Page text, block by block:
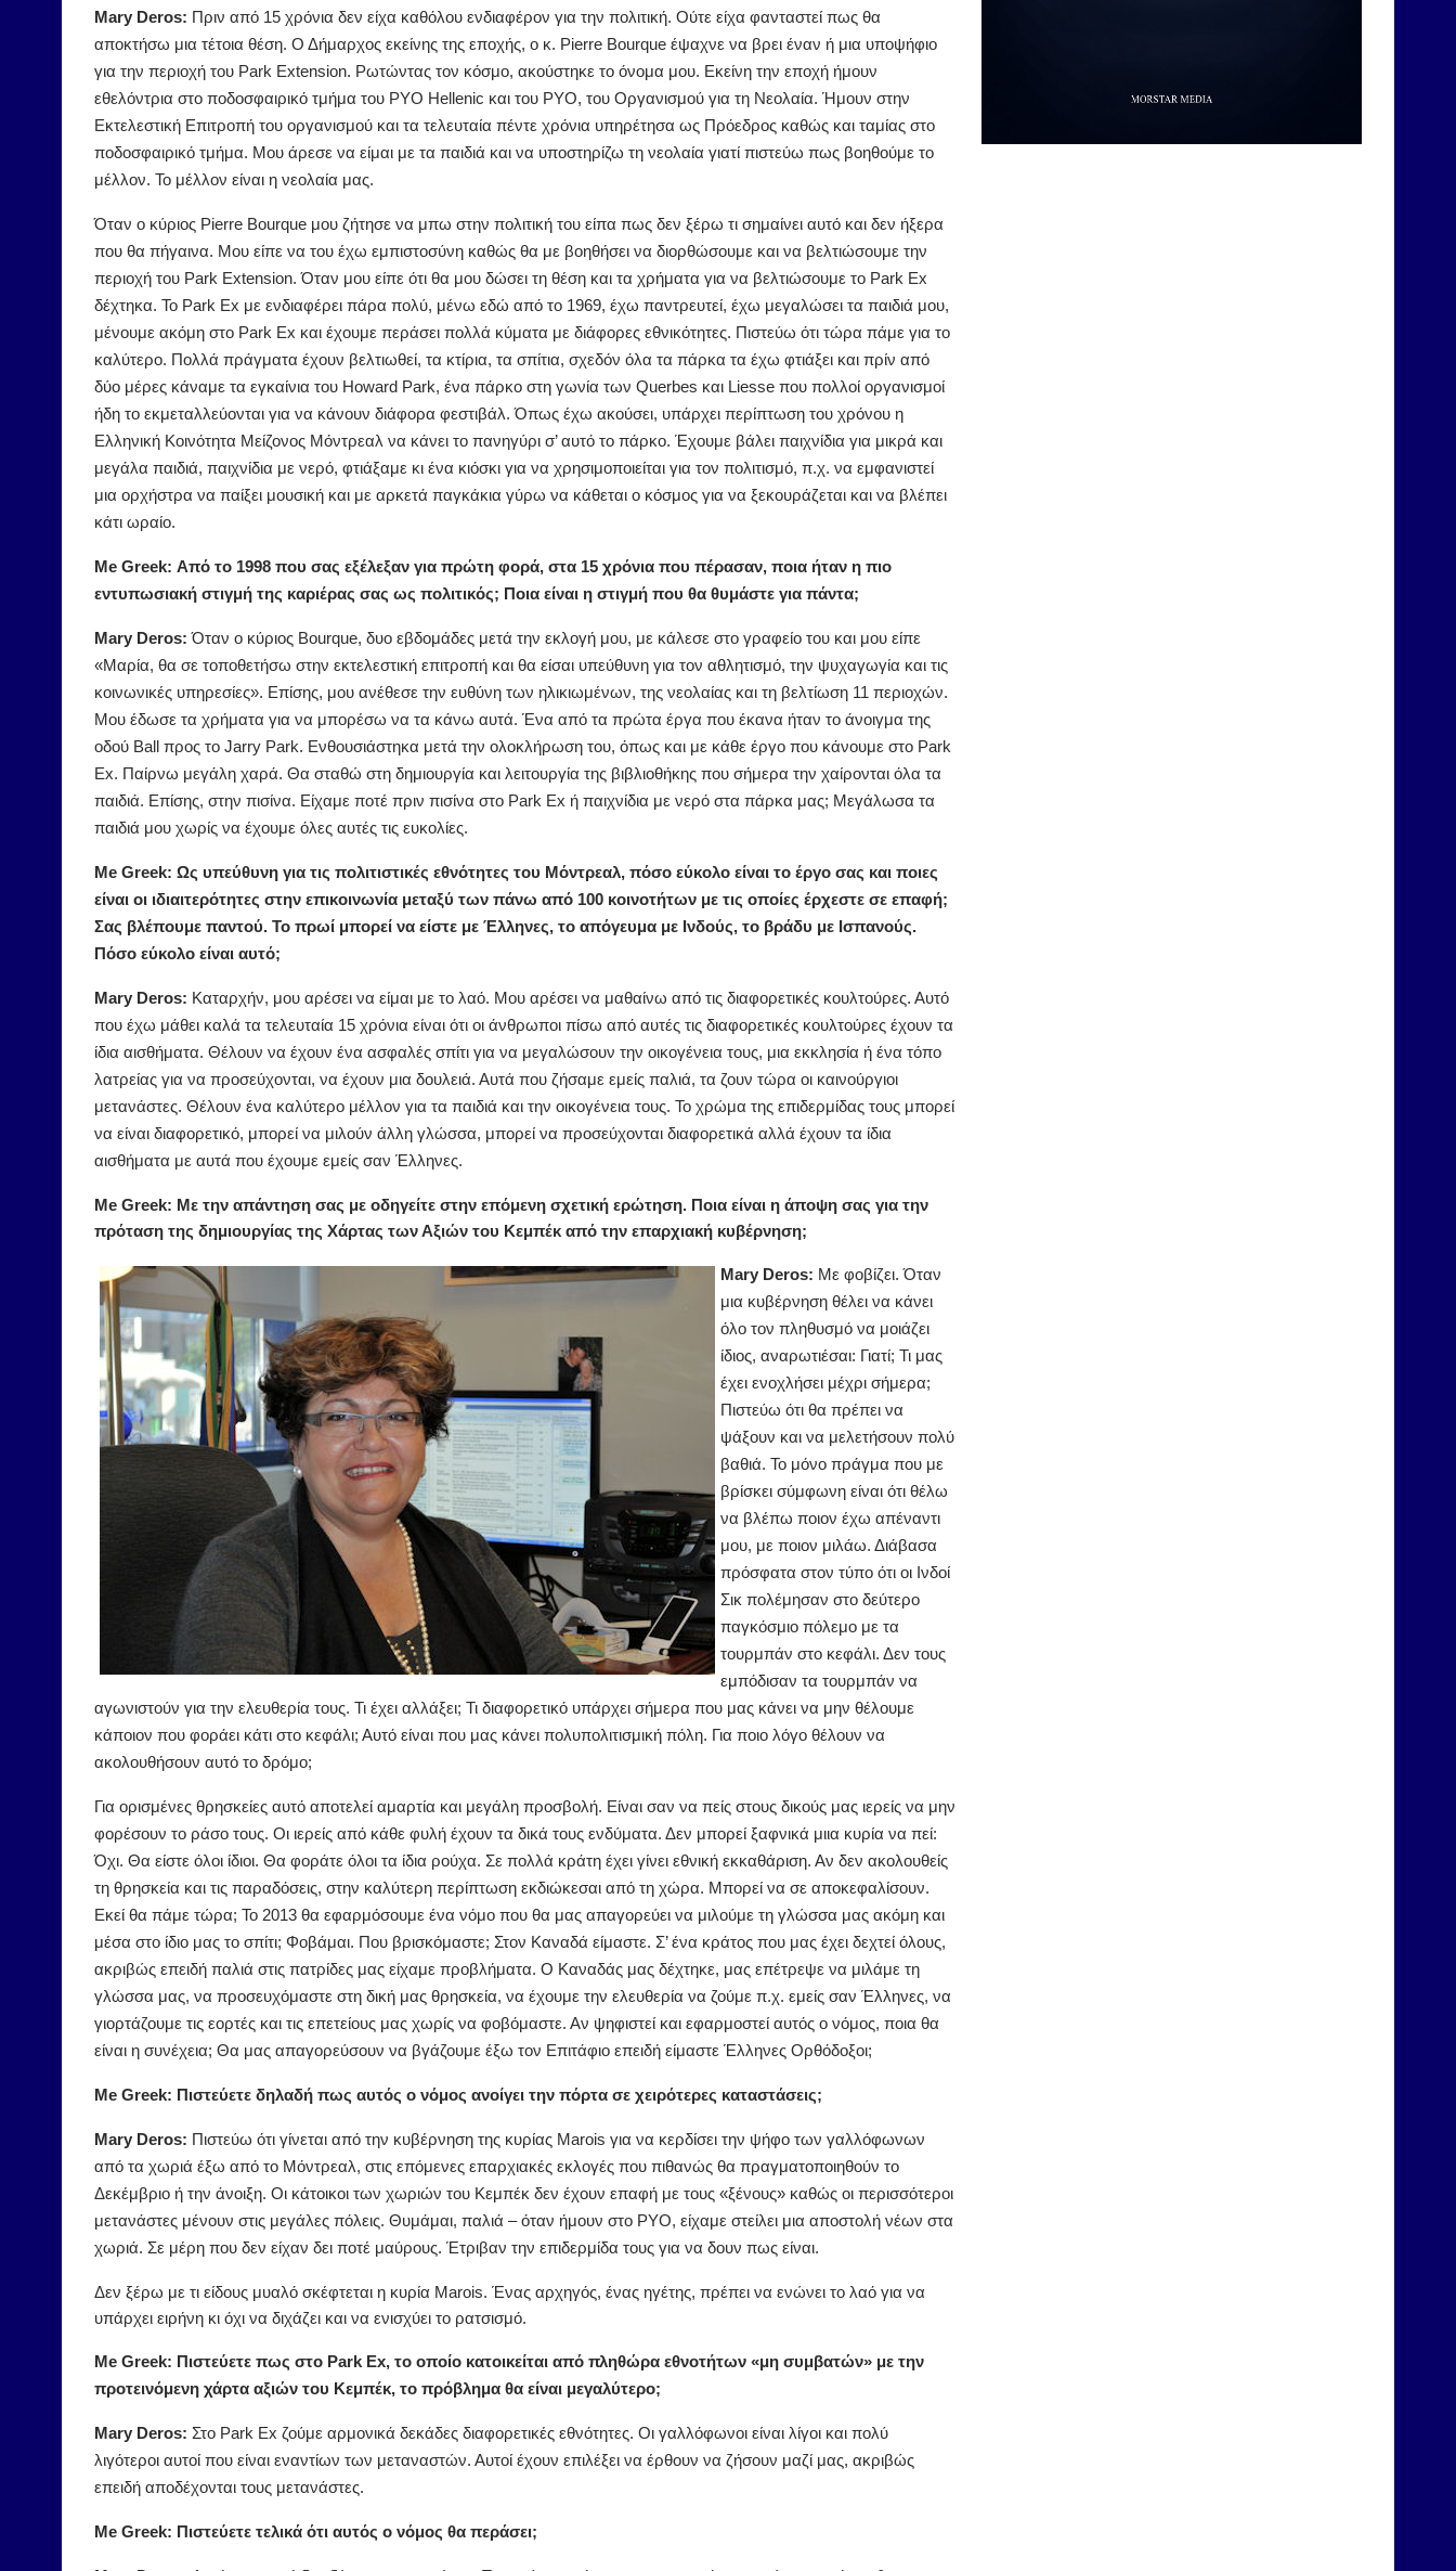
Mary Deros: Πριν από 15 χρόνια δεν είχα καθόλου ενδιαφέρον για την πολιτική. Ούτε είχα φανταστεί πως θα
αποκτήσω μια τέτοια θέση. Ο Δήμαρχος εκείνης της εποχής, ο κ. Pierre Bourque έψαχνε να βρει έναν ή μια υποψήφιο
για την περιοχή του Park Extension. Ρωτώντας τον κόσμο, ακούστηκε το όνομα μου. Εκείνη την εποχή ήμουν
εθελόντρια στο ποδοσφαιρικό τμήμα του PYO Hellenic και του PYO, του Οργανισμού για τη Νεολαία. Ήμουν στην
Εκτελεστική Επιτροπή του οργανισμού και τα τελευταία πέντε χρόνια υπηρέτησα ως Πρόεδρος καθώς και ταμίας στο
ποδοσφαιρικό τμήμα. Μου άρεσε να είμαι με τα παιδιά και να υποστηρίζω τη νεολαία γιατί πιστεύω πως βοηθούμε το
μέλλον. Το μέλλον είναι η νεολαία μας.
Όταν ο κύριος Pierre Bourque μου ζήτησε να μπω στην πολιτική του είπα πως δεν ξέρω τι σημαίνει αυτό και δεν ήξερα
που θα πήγαινα. Μου είπε να του έχω εμπιστοσύνη καθώς θα με βοηθήσει να διορθώσουμε και να βελτιώσουμε την
περιοχή του Park Extension. Όταν μου είπε ότι θα μου δώσει τη θέση και τα χρήματα για να βελτιώσουμε το Park Ex
δέχτηκα. Το Park Ex με ενδιαφέρει πάρα πολύ, μένω εδώ από το 1969, έχω παντρευτεί, έχω μεγαλώσει τα παιδιά μου,
μένουμε ακόμη στο Park Ex και έχουμε περάσει πολλά κύματα με διάφορες εθνικότητες. Πιστεύω ότι τώρα πάμε για το
καλύτερο. Πολλά πράγματα έχουν βελτιωθεί, τα κτίρια, τα σπίτια, σχεδόν όλα τα πάρκα τα έχω φτιάξει και πρίν από
δύο μέρες κάναμε τα εγκαίνια του Howard Park, ένα πάρκο στη γωνία των Querbes και Liesse που πολλοί οργανισμοί
ήδη το εκμεταλλεύονται για να κάνουν διάφορα φεστιβάλ. Όπως έχω ακούσει, υπάρχει περίπτωση του χρόνου η
Ελληνική Κοινότητα Μείζονος Μόντρεαλ να κάνει το πανηγύρι σ’ αυτό το πάρκο. Έχουμε βάλει παιχνίδια για μικρά και
μεγάλα παιδιά, παιχνίδια με νερό, φτιάξαμε κι ένα κιόσκι για να χρησιμοποιείται για τον πολιτισμό, π.χ. να εμφανιστεί
μια ορχήστρα να παίξει μουσική και με αρκετά παγκάκια γύρω να κάθεται ο κόσμος για να ξεκουράζεται και να βλέπει
κάτι ωραίο.
Me Greek: Από το 1998 που σας εξέλεξαν για πρώτη φορά, στα 15 χρόνια που πέρασαν, ποια ήταν η πιο
εντυπωσιακή στιγμή της καριέρας σας ως πολιτικός; Ποια είναι η στιγμή που θα θυμάστε για πάντα;
Mary Deros: Όταν ο κύριος Bourque, δυο εβδομάδες μετά την εκλογή μου, με κάλεσε στο γραφείο του και μου είπε
«Μαρία, θα σε τοποθετήσω στην εκτελεστική επιτροπή και θα είσαι υπεύθυνη για τον αθλητισμό, την ψυχαγωγία και τις
κοινωνικές υπηρεσίες». Επίσης, μου ανέθεσε την ευθύνη των ηλικιωμένων, της νεολαίας και τη βελτίωση 11 περιοχών.
Μου έδωσε τα χρήματα για να μπορέσω να τα κάνω αυτά. Ένα από τα πρώτα έργα που έκανα ήταν το άνοιγμα της
οδού Ball προς το Jarry Park. Ενθουσιάστηκα μετά την ολοκλήρωση του, όπως και με κάθε έργο που κάνουμε στο Park
Ex. Παίρνω μεγάλη χαρά. Θα σταθώ στη δημιουργία και λειτουργία της βιβλιοθήκης που σήμερα την χαίρονται όλα τα
παιδιά. Επίσης, στην πισίνα. Είχαμε ποτέ πριν πισίνα στο Park Ex ή παιχνίδια με νερό στα πάρκα μας; Μεγάλωσα τα
παιδιά μου χωρίς να έχουμε όλες αυτές τις ευκολίες.
Me Greek: Ως υπεύθυνη για τις πολιτιστικές εθνότητες του Μόντρεαλ, πόσο εύκολο είναι το έργο σας και ποιες
είναι οι ιδιαιτερότητες στην επικοινωνία μεταξύ των πάνω από 100 κοινοτήτων με τις οποίες έρχεστε σε επαφή;
Σας βλέπουμε παντού. Το πρωί μπορεί να είστε με Έλληνες, το απόγευμα με Ινδούς, το βράδυ με Ισπανούς.
Πόσο εύκολο είναι αυτό;
Mary Deros: Καταρχήν, μου αρέσει να είμαι με το λαό. Μου αρέσει να μαθαίνω από τις διαφορετικές κουλτούρες. Αυτό
που έχω μάθει καλά τα τελευταία 15 χρόνια είναι ότι οι άνθρωποι πίσω από αυτές τις διαφορετικές κουλτούρες έχουν τα
ίδια αισθήματα. Θέλουν να έχουν ένα ασφαλές σπίτι για να μεγαλώσουν την οικογένεια τους, μια εκκλησία ή ένα τόπο
λατρείας για να προσεύχονται, να έχουν μια δουλειά. Αυτά που ζήσαμε εμείς παλιά, τα ζουν τώρα οι καινούργιοι
μετανάστες. Θέλουν ένα καλύτερο μέλλον για τα παιδιά και την οικογένεια τους. Το χρώμα της επιδερμίδας τους μπορεί
να είναι διαφορετικό, μπορεί να μιλούν άλλη γλώσσα, μπορεί να προσεύχονται διαφορετικά αλλά έχουν τα ίδια
αισθήματα με αυτά που έχουμε εμείς σαν Έλληνες.
Me Greek: Με την απάντηση σας με οδηγείτε στην επόμενη σχετική ερώτηση. Ποια είναι η άποψη σας για την
πρόταση της δημιουργίας της Χάρτας των Αξιών του Κεμπέκ από την επαρχιακή κυβέρνηση;
Mary Deros: Με φοβίζει. Όταν
μια κυβέρνηση θέλει να κάνει
όλο τον πληθυσμό να μοιάζει
ίδιος, αναρωτιέσαι: Γιατί; Τι μας
έχει ενοχλήσει μέχρι σήμερα;
Πιστεύω ότι θα πρέπει να
ψάξουν και να μελετήσουν πολύ
βαθιά. Το μόνο πράγμα που με
βρίσκει σύμφωνη είναι ότι θέλω
να βλέπω ποιον έχω απέναντι
μου, με ποιον μιλάω. Διάβασα
πρόσφατα στον τύπο ότι οι Ινδοί
Σικ πολέμησαν στο δεύτερο
παγκόσμιο πόλεμο με τα
τουρμπάν στο κεφάλι. Δεν τους
εμπόδισαν τα τουρμπάν να
αγωνιστούν για την ελευθερία τους. Τι έχει αλλάξει; Τι διαφορετικό υπάρχει σήμερα που μας κάνει να μην θέλουμε
κάποιον που φοράει κάτι στο κεφάλι; Αυτό είναι που μας κάνει πολυπολιτισμική πόλη. Για ποιο λόγο θέλουν να
ακολουθήσουν αυτό το δρόμο;
Για ορισμένες θρησκείες αυτό αποτελεί αμαρτία και μεγάλη προσβολή. Είναι σαν να πείς στους δικούς μας ιερείς να μην
φορέσουν το ράσο τους. Οι ιερείς από κάθε φυλή έχουν τα δικά τους ενδύματα. Δεν μπορεί ξαφνικά μιια κυρία να πεί:
Όχι. Θα είστε όλοι ίδιοι. Θα φοράτε όλοι τα ίδια ρούχα. Σε πολλά κράτη έχει γίνει εθνική εκκαθάριση. Αν δεν ακολουθείς
τη θρησκεία και τις παραδόσεις, στην καλύτερη περίπτωση εκδιώκεσαι από τη χώρα. Μπορεί να σε αποκεφαλίσουν.
Εκεί θα πάμε τώρα; Το 2013 θα εφαρμόσουμε ένα νόμο που θα μας απαγορεύει να μιλούμε τη γλώσσα μας ακόμη και
μέσα στο ίδιο μας το σπίτι; Φοβάμαι. Που βρισκόμαστε; Στον Καναδά είμαστε. Σ’ ένα κράτος που μας έχει δεχτεί όλους,
ακριβώς επειδή παλιά στις πατρίδες μας είχαμε προβλήματα. Ο Καναδάς μας δέχτηκε, μας επέτρεψε να μιλάμε τη
γλώσσα μας, να προσευχόμαστε στη δική μας θρησκεία, να έχουμε την ελευθερία να ζούμε π.χ. εμείς σαν Έλληνες, να
γιορτάζουμε τις εορτές και τις επετείους μας χωρίς να φοβόμαστε. Αν ψηφιστεί και εφαρμοστεί αυτός ο νόμος, ποια θα
είναι η συνέχεια; Θα μας απαγορεύσουν να βγάζουμε έξω τον Επιτάφιο επειδή είμαστε Έλληνες Ορθόδοξοι;
Me Greek: Πιστεύετε δηλαδή πως αυτός ο νόμος ανοίγει την πόρτα σε χειρότερες καταστάσεις;
Mary Deros: Πιστεύω ότι γίνεται από την κυβέρνηση της κυρίας Marois για να κερδίσει την ψήφο των γαλλόφωνων
από τα χωριά έξω από το Μόντρεαλ, στις επόμενες επαρχιακές εκλογές που πιθανώς θα πραγματοποιηθούν το
Δεκέμβριο ή την άνοιξη. Οι κάτοικοι των χωριών του Κεμπέκ δεν έχουν επαφή με τους «ξένους» καθώς οι περισσότεροι
μετανάστες μένουν στις μεγάλες πόλεις. Θυμάμαι, παλιά – όταν ήμουν στο PYO, είχαμε στείλει μια αποστολή νέων στα
χωριά. Σε μέρη που δεν είχαν δει ποτέ μαύρους. Έτριβαν την επιδερμίδα τους για να δουν πως είναι.
Δεν ξέρω με τι είδους μυαλό σκέφτεται η κυρία Marois. Ένας αρχηγός, ένας ηγέτης, πρέπει να ενώνει το λαό για να
υπάρχει ειρήνη κι όχι να διχάζει και να ενισχύει το ρατσισμό.
Me Greek: Πιστεύετε πως στο Park Ex, το οποίο κατοικείται από πληθώρα εθνοτήτων «μη συμβατών» με την
προτεινόμενη χάρτα αξιών του Κεμπέκ, το πρόβλημα θα είναι μεγαλύτερο;
Mary Deros: Στο Park Ex ζούμε αρμονικά δεκάδες διαφορετικές εθνότητες. Οι γαλλόφωνοι είναι λίγοι και πολύ
λιγότεροι αυτοί που είναι εναντίων των μεταναστών. Αυτοί έχουν επιλέξει να έρθουν να ζήσουν μαζί μας, ακριβώς
επειδή αποδέχονται τους μετανάστες.
Me Greek: Πιστεύετε τελικά ότι αυτός ο νόμος θα περάσει;